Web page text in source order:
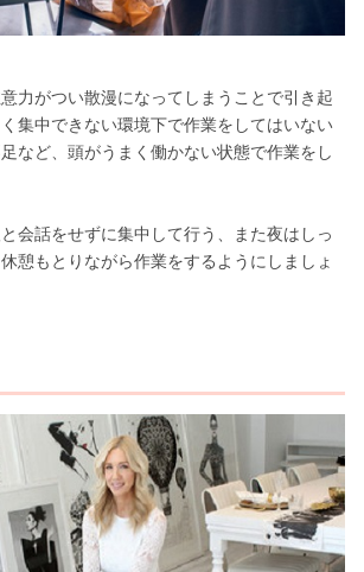
力がつい散漫になってしまうことで引き起
集中できない環境下で作業をしてはいない
など、頭がうまく働かない状態で作業をし
会話をせずに集中して行う、また夜はしっ
憩もとりながら作業をするようにしましょ